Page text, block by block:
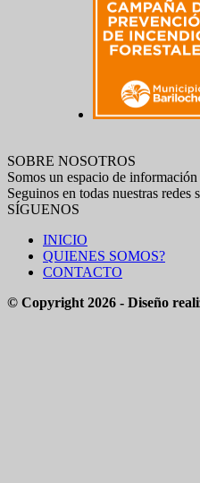
SOBRE NOSOTROS
Somos un espacio de
Seguinos en todas nuestras
SÍGUENOS
INICIO
QUIENES SOMOS?
CONTACTO
© Copyright 2026 - Diseño